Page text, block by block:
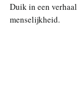
Duik in een
menselijkheid.